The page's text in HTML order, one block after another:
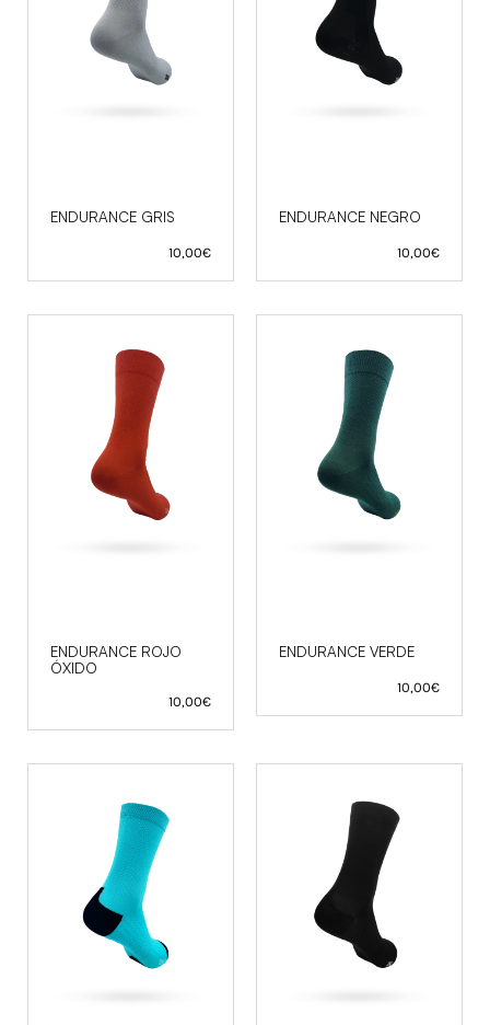
ENDURANCE GRIS
10,00€
ENDURANCE NEGRO
10,00€
ENDURANCE ROJO
ÓXIDO
10,00€
ENDURANCE VERDE
10,00€